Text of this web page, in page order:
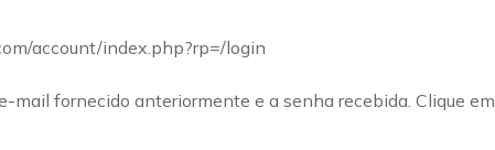
account/index.php?rp=/login
mail fornecido anteriormente e a senha recebida. Clique em